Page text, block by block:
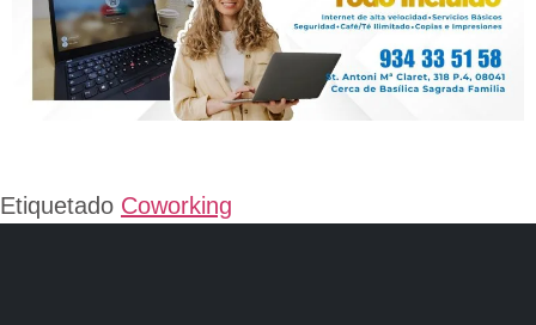
Etiquetado Coworking